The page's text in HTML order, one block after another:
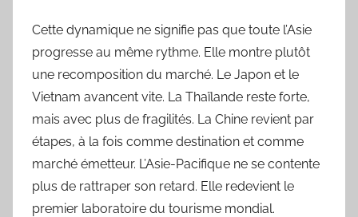
Cette dynamique ne signifie pas que toute l’Asie
progresse au même rythme. Elle montre plutôt
une recomposition du marché. Le Japon et le
Vietnam avancent vite. La Thaïlande reste forte,
mais avec plus de fragilités. La Chine revient par
étapes, à la fois comme destination et comme
marché émetteur. L’Asie-Pacifique ne se contente
plus de rattraper son retard. Elle redevient le
premier laboratoire du tourisme mondial.